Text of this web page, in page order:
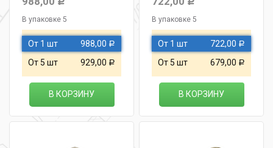
В упаковке 5
От 1 шт 988,00 Р
От 5 шт 929,00 Р
В КОРЗИНУ
В упаковке 5
От 1 шт 722,00 Р
От 5 шт 679,00 Р
В КОРЗИНУ